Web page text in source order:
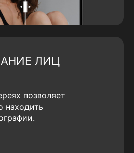
ЛИЦ
позволяет
находить